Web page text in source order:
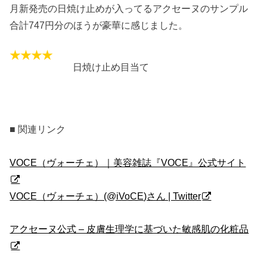
月新発売の日焼け止めが入ってるアクセーヌのサンプル
合計747円分のほうが豪華に感じました。
日焼け止め目当て
■ 関連リンク
VOCE（ヴォーチェ）｜美容雑誌『VOCE』公式サイト
VOCE（ヴォーチェ）(@iVoCE)さん | Twitter
アクセーヌ公式 – 皮膚生理学に基づいた敏感肌の化粧品